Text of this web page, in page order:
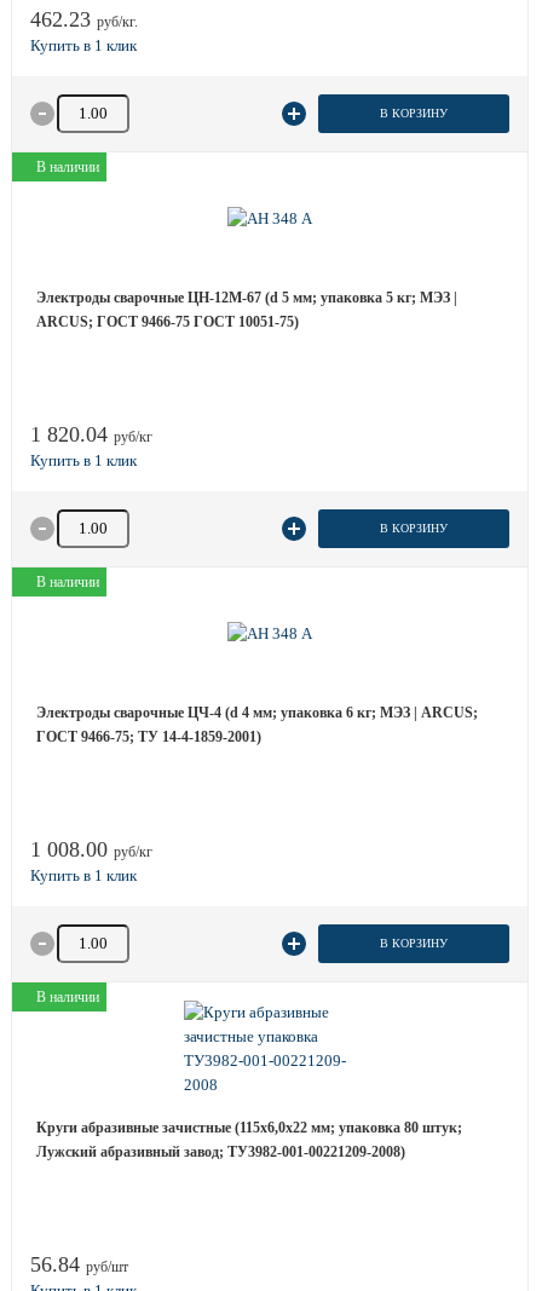
462.23 руб/кг.
Количество товара В КОРЗИНУ
В наличии
Электроды сварочные ЦН-12М-67 (d 5 мм; упаковка 5 кг; МЭЗ |
ARCUS; ГОСТ 9466-75 ГОСТ 10051-75)
1 820.04 руб/кг
Количество товара В КОРЗИНУ
В наличии
Электроды сварочные ЦЧ-4 (d 4 мм; упаковка 6 кг; МЭЗ | ARCUS;
ГОСТ 9466-75; ТУ 14-4-1859-2001)
1 008.00 руб/кг
Количество товара В КОРЗИНУ
В наличии
Круги абразивные зачистные (115х6,0х22 мм; упаковка 80 штук;
Лужский абразивный завод; ТУ3982-001-00221209-2008)
56.84 руб/шт